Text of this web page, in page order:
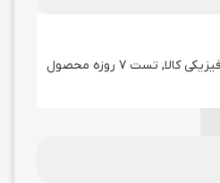
گارانتی اصالت و سلامت فیزیکی کالا, تست 7 روزه محصول